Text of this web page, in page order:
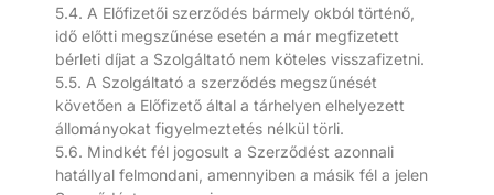
5.4. A Előfizetői szerződés bármely okból történő,
idő előtti megszűnése esetén a már megfizetett
bérleti díjat a Szolgáltató nem köteles visszafizetni.
5.5. A Szolgáltató a szerződés megszűnését
követően a Előfizető által a tárhelyen elhelyezett
állományokat figyelmeztetés nélkül törli.
5.6. Mindkét fél jogosult a Szerződést azonnali
hatállyal felmondani, amennyiben a másik fél a jelen